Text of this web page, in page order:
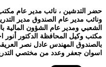
حضر التدشين ، نائب مدير عام
ونائب مدير عام الصندوق مدير
الشعبي ومدير عام الشؤون المالية
مكتب وكيل المحافظة الدكتور أنور
بالصندوق المهندس عادل نصر
اسوان جعفر وعدد من مختصي